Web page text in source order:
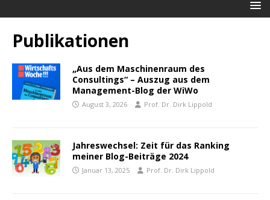
Publikationen
„Aus dem Maschinenraum des
Consultings“ – Auszug aus dem
Management-Blog der WiWo
August 3, 2026 Prof. Dr. Dirk Lippold
Jahreswechsel: Zeit für das Ranking
meiner Blog-Beiträge 2024
Januar 13, 2025 Prof. Dr. Dirk Lippold